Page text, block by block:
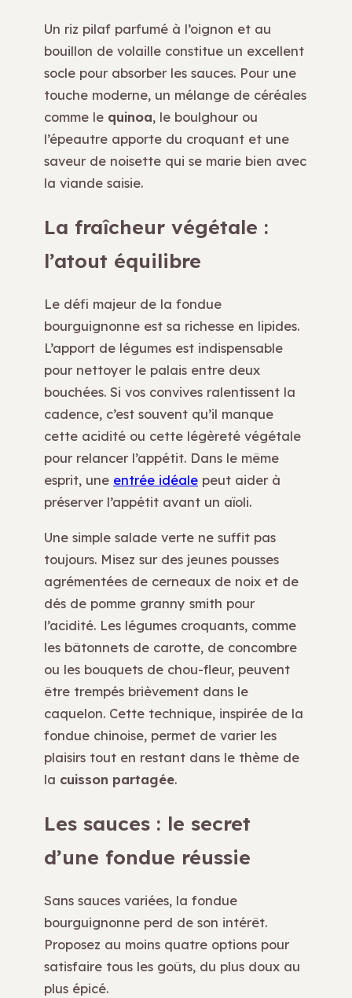
Un riz pilaf parfumé à l’oignon et au
bouillon de volaille constitue un excellent
socle pour absorber les sauces. Pour une
touche moderne, un mélange de céréales
comme le quinoa, le boulghour ou
l’épeautre apporte du croquant et une
saveur de noisette qui se marie bien avec
la viande saisie.
La fraîcheur végétale :
l’atout équilibre
Le défi majeur de la fondue
bourguignonne est sa richesse en lipides.
L’apport de légumes est indispensable
pour nettoyer le palais entre deux
bouchées. Si vos convives ralentissent la
cadence, c’est souvent qu’il manque
cette acidité ou cette légèreté végétale
pour relancer l’appétit. Dans le même
esprit, une entrée idéale peut aider à
préserver l’appétit avant un aïoli.
Une simple salade verte ne suffit pas
toujours. Misez sur des jeunes pousses
agrémentées de cerneaux de noix et de
dés de pomme granny smith pour
l’acidité. Les légumes croquants, comme
les bâtonnets de carotte, de concombre
ou les bouquets de chou-fleur, peuvent
être trempés brièvement dans le
caquelon. Cette technique, inspirée de la
fondue chinoise, permet de varier les
plaisirs tout en restant dans le thème de
la cuisson partagée.
Les sauces : le secret
d’une fondue réussie
Sans sauces variées, la fondue
bourguignonne perd de son intérêt.
Proposez au moins quatre options pour
satisfaire tous les goûts, du plus doux au
plus épicé.